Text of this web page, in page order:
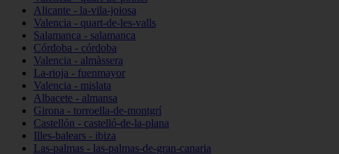
Alicante - la-vila-joiosa
Valencia - quart-de-les-valls
Salamanca - salamanca
Córdoba - córdoba
Valencia - almàssera
La-rioja - fuenmayor
Valencia - mislata
Albacete - almansa
Girona - torroella-de-montgrí
Castellón - castelló-de-la-plana
Illes-balears - ibiza
Las-palmas - las-palmas-de-gran-canaria